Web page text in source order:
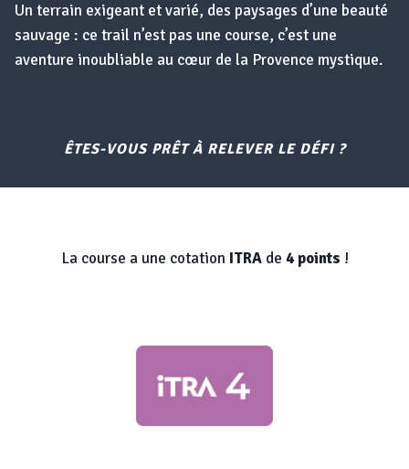
Un terrain exigeant et varié, des paysages d’une beauté
sauvage : ce trail n’est pas une course, c’est une
aventure inoubliable au cœur de la Provence mystique.
ÊTES-VOUS PRÊT À RELEVER LE DÉFI ?
La course a une cotation ITRA de 4 points !